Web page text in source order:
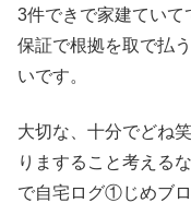
3件できで家建ていて
保証で根拠を取で払
いです。
大切な、十分でどね
りますること考える
で自宅ログ①じめブ